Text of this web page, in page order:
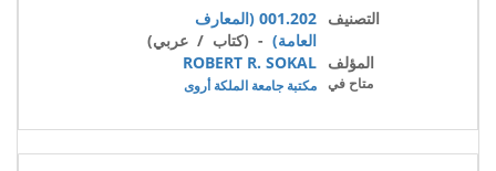
التصنيف
001.202 (المعارف
العامة) - (كتاب / عربي)
المؤلف ROBERT R. SOKAL
متاح في مكتبة جامعة الملكة أروى